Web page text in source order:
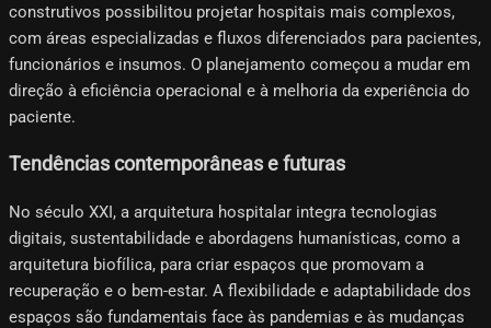
construtivos possibilitou projetar hospitais mais complexos,
com áreas especializadas e fluxos diferenciados para pacientes,
funcionários e insumos. O planejamento começou a mudar em
direção à eficiência operacional e à melhoria da experiência do
paciente.
Tendências contemporâneas e futuras
No século XXI, a arquitetura hospitalar integra tecnologias
digitais, sustentabilidade e abordagens humanísticas, como a
arquitetura biofílica, para criar espaços que promovam a
recuperação e o bem-estar. A flexibilidade e adaptabilidade dos
espaços são fundamentais face às pandemias e às mudanças